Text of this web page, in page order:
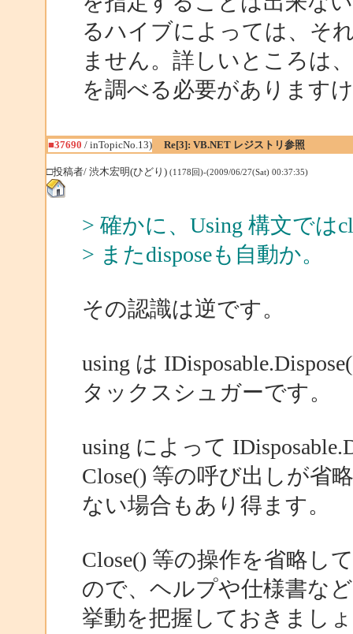
るハイブによっては、そ
ません。詳しいところは
を調べる必要があります
■37690 / inTopicNo.13) Re[3]: VB.NET レジストリ参照
□投稿者/ 渋木宏明(ひどり) (1178回)-(2009/06/27(Sat) 00:37:35)
> 確かに、Using 構文では
> またdisposeも自動か。
その認識は逆です。
using は
タックスシュガーです。
using によって
Close() 等の呼び出しが省
ない場合もあり得ます。
Close() 等の操作を省略し
ので、ヘルプや仕様書な
挙動を把握しておきまし